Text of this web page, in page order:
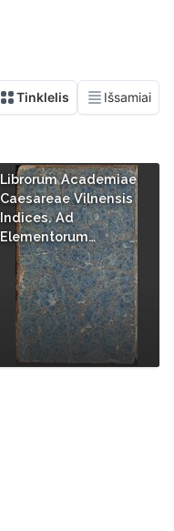
Librorum Academiae
Caesareae Vilnensis
Indices. Ad
Elementorum…